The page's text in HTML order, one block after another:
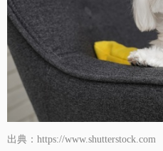
出典：https://www.shutterstock.com